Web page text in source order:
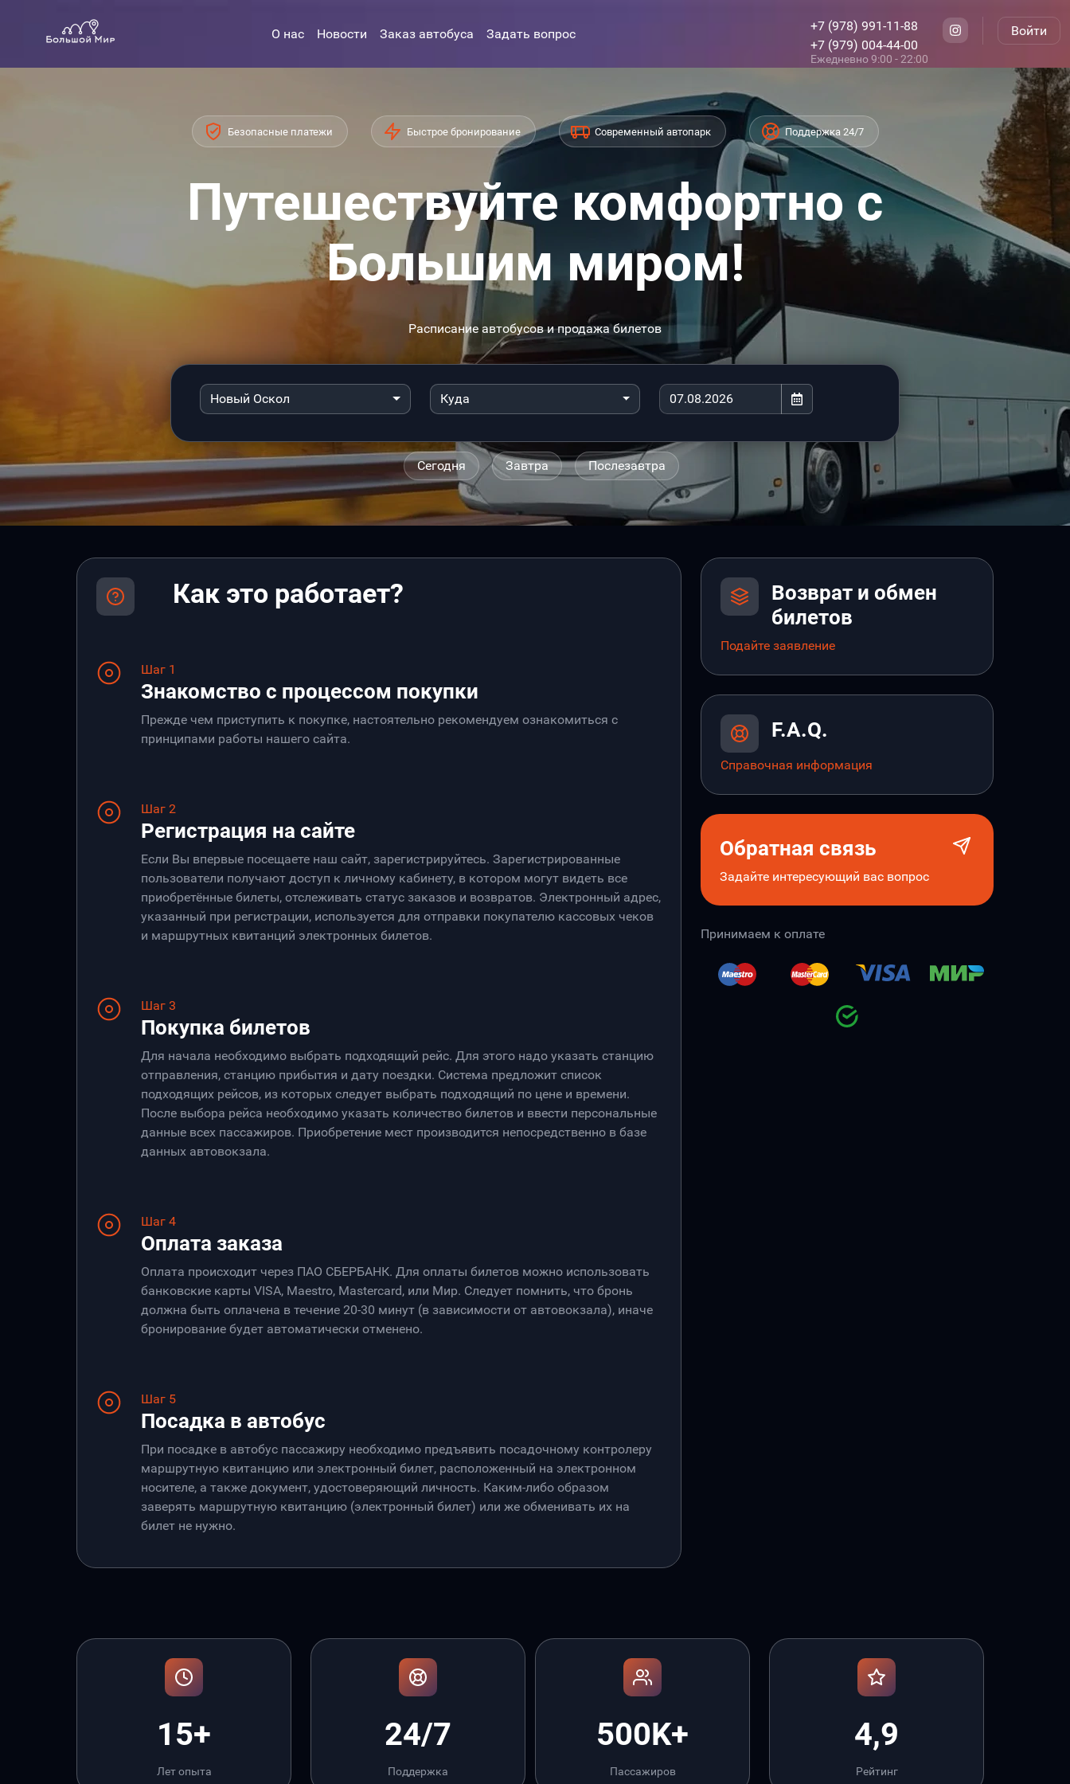
О нас Новости Заказ автобуса Задать вопрос
+7 (978) 991-11-88
+7 (979) 004-44-00
Ежедневно 9:00 - 22:00
Войти
Безопасные платежи Быстрое бронирование Современный автопарк Поддержка 24/7
Путешествуйте комфортно с
Большим миром!
Расписание автобусов и продажа билетов
Новый Оскол Куда
Сегодня Завтра Послезавтра
Как это работает?
Шаг 1
Знакомство с процессом покупки
Прежде чем приступить к покупке, настоятельно рекомендуем ознакомиться с
принципами работы нашего сайта.
Шаг 2
Регистрация на сайте
Если Вы впервые посещаете наш сайт, зарегистрируйтесь. Зарегистрированные
пользователи получают доступ к личному кабинету, в котором могут видеть все
приобретённые билеты, отслеживать статус заказов и возвратов. Электронный адрес,
указанный при регистрации, используется для отправки покупателю кассовых чеков
и маршрутных квитанций электронных билетов.
Шаг 3
Покупка билетов
Для начала необходимо выбрать подходящий рейс. Для этого надо указать станцию
отправления, станцию прибытия и дату поездки. Система предложит список
подходящих рейсов, из которых следует выбрать подходящий по цене и времени.
После выбора рейса необходимо указать количество билетов и ввести персональные
данные всех пассажиров. Приобретение мест производится непосредственно в базе
данных автовокзала.
Шаг 4
Оплата заказа
Оплата происходит через ПАО СБЕРБАНК. Для оплаты билетов можно использовать
банковские карты VISA, Maestro, Mastercard, или Мир. Следует помнить, что бронь
должна быть оплачена в течение 20-30 минут (в зависимости от автовокзала), иначе
бронирование будет автоматически отменено.
Шаг 5
Посадка в автобус
При посадке в автобус пассажиру необходимо предъявить посадочному контролеру
маршрутную квитанцию или электронный билет, расположенный на электронном
носителе, а также документ, удостоверяющий личность. Каким-либо образом
заверять маршрутную квитанцию (электронный билет) или же обменивать их на
билет не нужно.
Возврат и обмен
билетов
Подайте заявление
F.A.Q.
Справочная информация
Обратная связь
Задайте интересующий вас вопрос
Принимаем к оплате
15+
Лет опыта
24/7
Поддержка
500K+
Пассажиров
4,9
Рейтинг